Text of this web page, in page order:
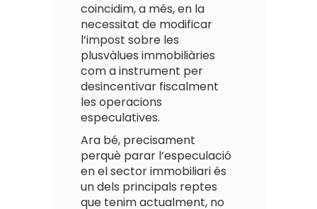
coincidim, a més, en la
necessitat de modificar
l’impost sobre les
plusvàlues immobiliàries
com a instrument per
desincentivar fiscalment
les operacions
especulatives.
Ara bé, precisament
perquè parar l’especulació
en el sector immobiliari és
un dels principals reptes
que tenim actualment, no